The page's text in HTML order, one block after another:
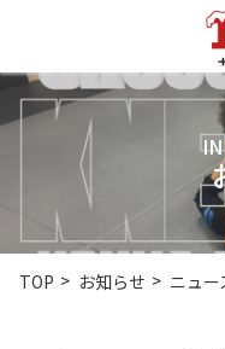
TOP お知らせ ニュー